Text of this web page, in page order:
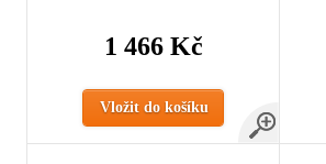
1 466 Kč
Vložit do košíku